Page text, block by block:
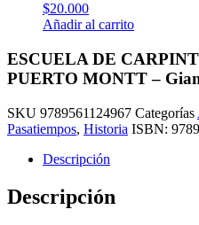
$20.000
Añadir al carrito
ESCUELA DE
PUERTO MONTT –
SKU 9789561124967 Categorías
Pasatiempos, Historia ISBN:
Descripción
Descripción